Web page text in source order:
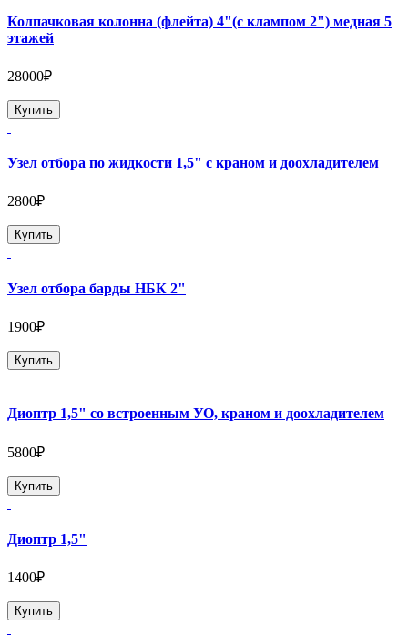
Колпачковая колонна (флейта) 4"(с клампом 2") медная 5
этажей
28000₽
Купить
Узел отбора по жидкости 1,5" с краном и доохладителем
2800₽
Купить
Узел отбора барды НБК 2"
1900₽
Купить
Диоптр 1,5" со встроенным УО, краном и доохладителем
5800₽
Купить
Диоптр 1,5"
1400₽
Купить